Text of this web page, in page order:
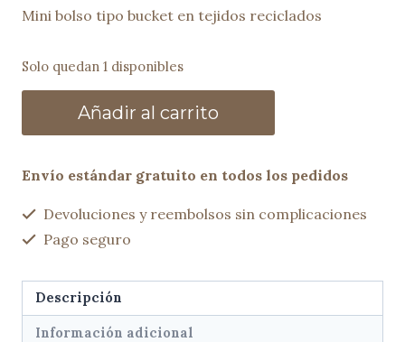
Mini bolso tipo bucket en tejidos reciclados
Solo quedan 1 disponibles
negro
Añadir al carrito
Envío estándar gratuito en todos los pedidos
Devoluciones y reembolsos sin complicaciones
Pago seguro
Descripción
Información adicional